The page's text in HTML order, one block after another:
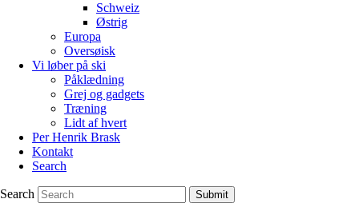
Schweiz
Østrig
Europa
Oversøisk
Vi løber på ski
Påklædning
Grej og gadgets
Træning
Lidt af hvert
Per Henrik Brask
Kontakt
Search
Search Submit